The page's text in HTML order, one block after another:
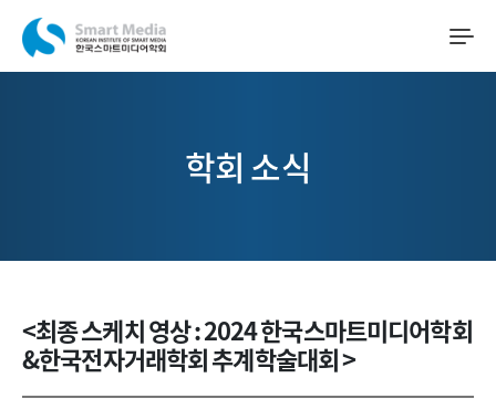
학회 소식
<최종 스케치 영상 : 2024 한국스마트미디어학회
&한국전자거래학회 추계학술대회 >